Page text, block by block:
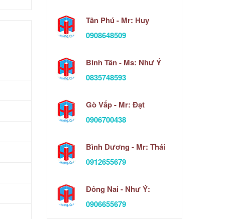
Tân Phú - Mr: Huy
0908648509
Bình Tân - Ms: Như Ý
0835748593
Gò Vấp - Mr: Đạt
0906700438
Bình Dương - Mr: Thái
0912655679
Đông Nai - Như Ý:
0906655679